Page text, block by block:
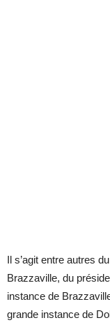
Il s’agit entre autres
Brazzaville, du
instance de
grande instance de